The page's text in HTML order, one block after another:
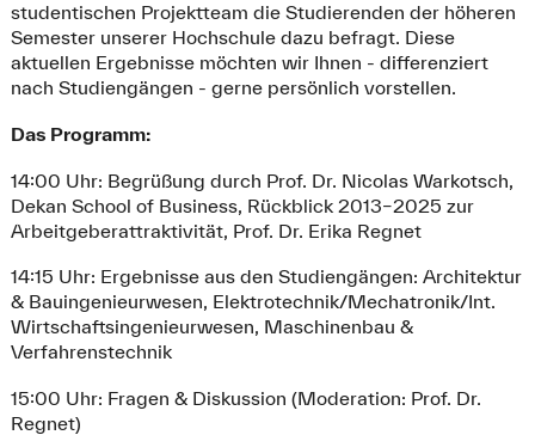
studentischen Projektteam die Studierenden der höheren
Semester unserer Hochschule dazu befragt. Diese
aktuellen Ergebnisse möchten wir Ihnen - differenziert
nach Studiengängen - gerne persönlich vorstellen.
Das Programm:
14:00 Uhr: Begrüßung durch Prof. Dr. Nicolas Warkotsch,
Dekan School of Business, Rückblick 2013–2025 zur
Arbeitgeberattraktivität, Prof. Dr. Erika Regnet
14:15 Uhr: Ergebnisse aus den Studiengängen: Architektur
& Bauingenieurwesen, Elektrotechnik/Mechatronik/Int.
Wirtschaftsingenieurwesen, Maschinenbau &
Verfahrenstechnik
15:00 Uhr: Fragen & Diskussion (Moderation: Prof. Dr.
Regnet)